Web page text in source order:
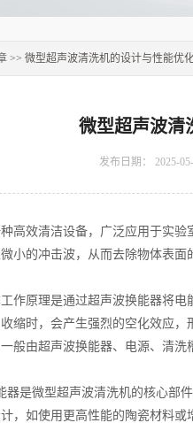
>> 微型超声波清洗机的设计与性能优
微型超声波清
发布日期： 2025-
效清洁设备，广泛应用于实验
小的冲击波，从而去除物体表面
作原理是通过超声波换能器将
缩时，会产生强烈的空化效应
般由超声波换能器、电源、清洗
是微型超声波清洗机的核心部
，如使用更高性能的陶瓷材料